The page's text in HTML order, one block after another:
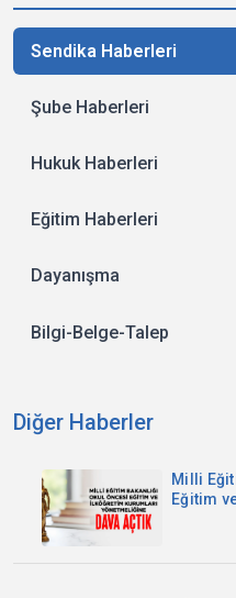
Sendika Haberleri
Şube Haberleri
Hukuk Haberleri
Eğitim Haberleri
Dayanışma
Bilgi-Belge-Talep
Diğer Haberler
Milli
Eğitim